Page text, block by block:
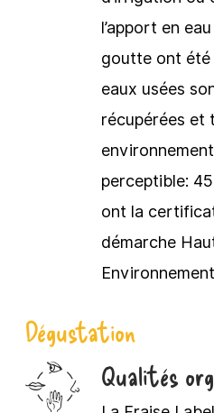
l’apport en
goutte ont été
eaux usées
récupérées et
perceptible:
ont la
démarche
Dégustation
Qualités